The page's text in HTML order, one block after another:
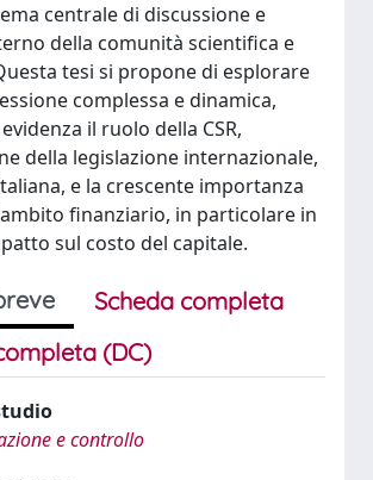
centrale di discussione e
della comunità scientifica e
tesi si propone di esplorare
complessa e dinamica,
il ruolo della CSR,
della legislazione internazionale,
e la crescente importanza
finanziario, in particolare in
sul costo del capitale.
Scheda completa
(DC)
e controllo